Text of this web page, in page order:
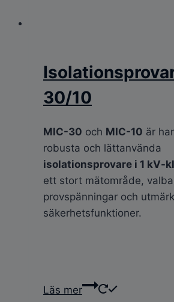
30/10
MIC-30 och MIC-10 är
robusta och lättanvända
isolationsprovare i 1 kV-
ett stort mätområde,
provspänningar och
säkerhetsfunktioner.
Läs mer